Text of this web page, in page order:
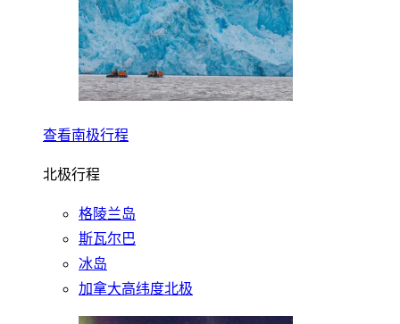
查看南极行程
北极行程
格陵兰岛
斯瓦尔巴
冰岛
加拿大高纬度北极